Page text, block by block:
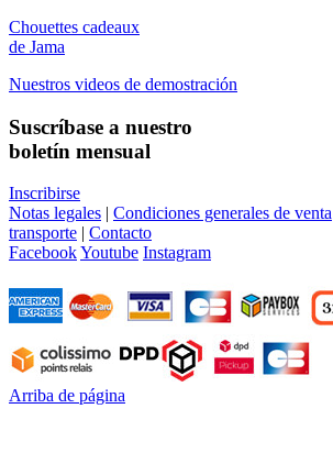
Chouettes cadeaux
de Jama
Nuestros videos de demostración
Suscríbase a nuestro
boletín mensual
Inscribirse
Notas legales | Condiciones generales de venta
transporte | Contacto
FacebookYoutube Instagram
Arriba de página